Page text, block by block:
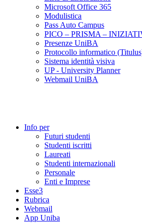
Microsoft Office 365
Modulistica
Pass Auto Campus
PICO – PRISMA –
Presenze UniBA
Protocollo informatico
Sistema identità visiva
UP - University Planner
Webmail UniBA
Info per
Futuri studenti
Studenti iscritti
Laureati
Studenti internazionali
Personale
Enti e Imprese
Esse3
Rubrica
Webmail
App Uniba